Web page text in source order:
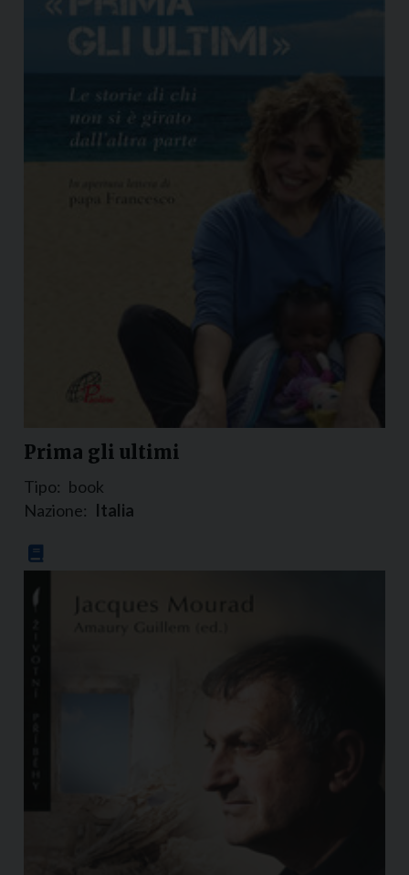
Prima gli ultimi
Tipo: book
Nazione: Italia